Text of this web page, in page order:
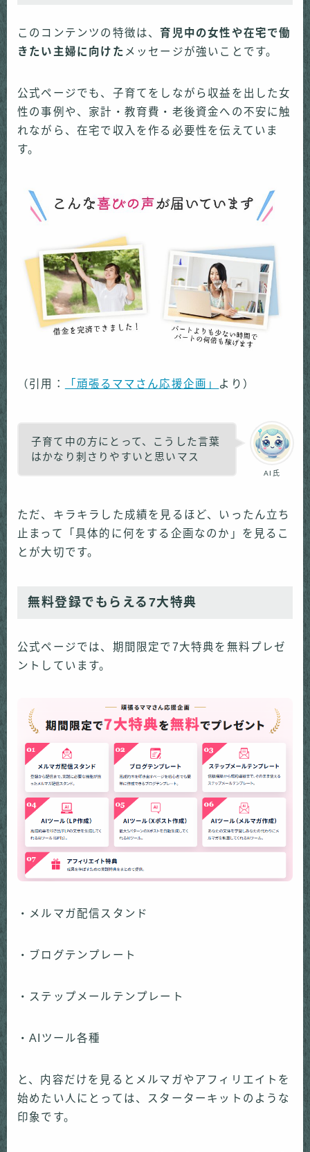
このコンテンツの特徴は、育児中の女性や在宅で働
きたい主婦に向けた メッセージが強いことです。
公式ページでも、子育てをしながら収益を出した女
性の事例や、家計・教育費・老後資金への不安に触
れながら、在宅で収入を作る必要性を伝えていま
す。
（引用： 「頑張るママさん応援企画」 より）
AI氏
子育て中の方にとって、こうした言葉
はかなり刺さりやすいと思いマス
ただ、キラキラした成績を見るほど、いったん立ち
止まって「具体的に何をする企画なのか」を見るこ
とが大切です。
無料登録でもらえる7大特典
公式ページでは、期間限定で7大特典を無料プレゼ
ントしています。
・メルマガ配信スタンド
・ブログテンプレート
・ステップメールテンプレート
・AIツール各種
と、内容だけを見るとメルマガやアフィリエイトを
始めたい人にとっては、スターターキットのような
印象です。